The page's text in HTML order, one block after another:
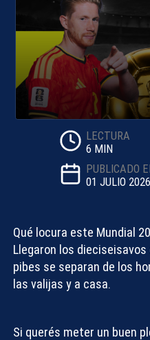
LECTURA
6 MIN
PUBLICADO
01 JULIO 2026
Qué locura este Mundial
Llegaron los
pibes se separan de los
las valijas y a casa.
Si querés meter un buen